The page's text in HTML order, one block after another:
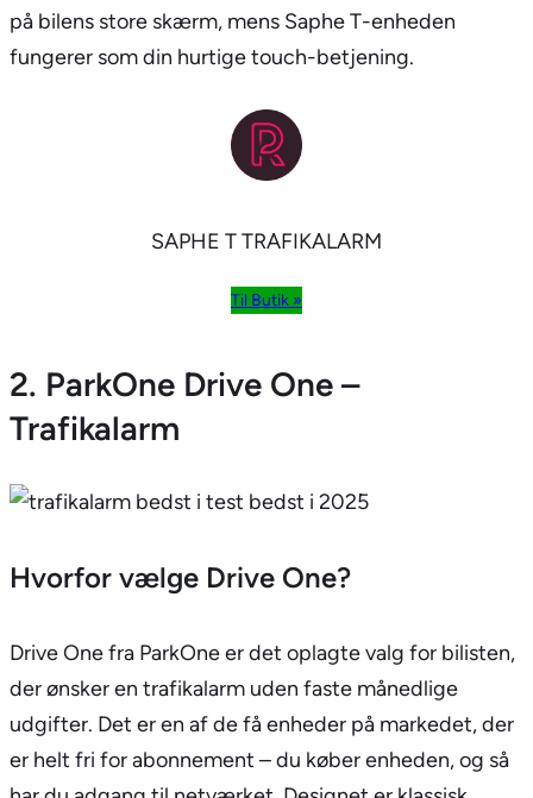
på bilens store skærm, mens Saphe T-enheden
fungerer som din hurtige touch-betjening.
SAPHE T TRAFIKALARM
Til Butik »
2. ParkOne Drive One –
Trafikalarm
Hvorfor vælge Drive One?
Drive One fra ParkOne er det oplagte valg for bilisten,
der ønsker en trafikalarm uden faste månedlige
udgifter. Det er en af de få enheder på markedet, der
er helt fri for abonnement – du køber enheden, og så